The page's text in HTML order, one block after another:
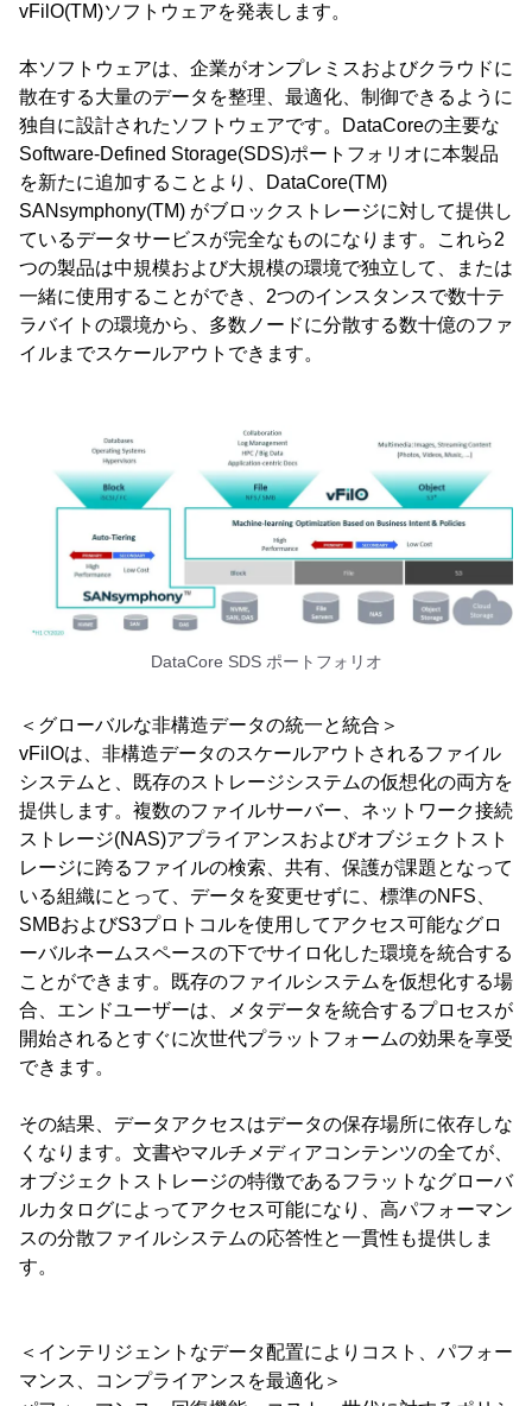
vFilO(TM)ソフトウェアを発表します。
本ソフトウェアは、企業がオンプレミスおよびクラウドに
散在する大量のデータを整理、最適化、制御できるように
独自に設計されたソフトウェアです。DataCoreの主要な
Software-Defined Storage(SDS)ポートフォリオに本製品
を新たに追加することより、DataCore(TM)
SANsymphony(TM) がブロックストレージに対して提供し
ているデータサービスが完全なものになります。これら2
つの製品は中規模および大規模の環境で独立して、または
一緒に使用することができ、2つのインスタンスで数十テ
ラバイトの環境から、多数ノードに分散する数十億のファ
イルまでスケールアウトできます。
DataCore SDS ポートフォリオ
＜グローバルな非構造データの統一と統合＞
vFilOは、非構造データのスケールアウトされるファイル
システムと、既存のストレージシステムの仮想化の両方を
提供します。複数のファイルサーバー、ネットワーク接続
ストレージ(NAS)アプライアンスおよびオブジェクトスト
レージに跨るファイルの検索、共有、保護が課題となって
いる組織にとって、データを変更せずに、標準のNFS、
SMBおよびS3プロトコルを使用してアクセス可能なグロ
ーバルネームスペースの下でサイロ化した環境を統合する
ことができます。既存のファイルシステムを仮想化する場
合、エンドユーザーは、メタデータを統合するプロセスが
開始されるとすぐに次世代プラットフォームの効果を享受
できます。
その結果、データアクセスはデータの保存場所に依存しな
くなります。文書やマルチメディアコンテンツの全てが、
オブジェクトストレージの特徴であるフラットなグローバ
ルカタログによってアクセス可能になり、高パフォーマン
スの分散ファイルシステムの応答性と一貫性も提供しま
す。
＜インテリジェントなデータ配置によりコスト、パフォー
マンス、コンプライアンスを最適化＞